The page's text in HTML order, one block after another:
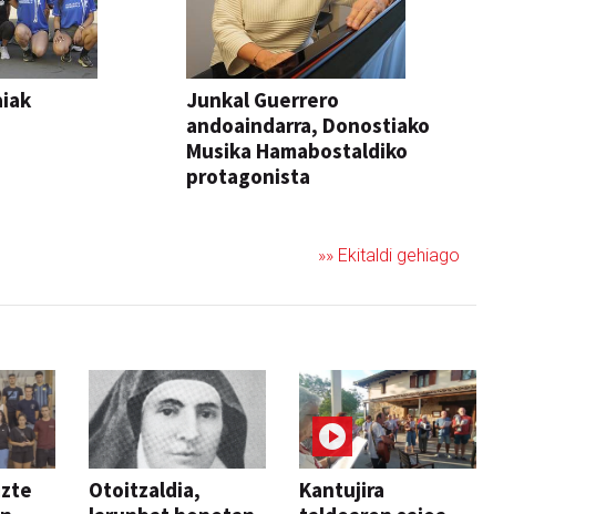
Junkal Guerrero
andoaindarra, Donostiako
Musika Hamabostaldiko
protagonista
»» Ekitaldi gehiago
Otoitzaldia,
Kantujira